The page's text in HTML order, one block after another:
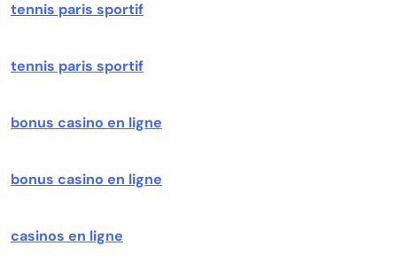
tennis paris sportif
tennis paris sportif
bonus casino en ligne
bonus casino en ligne
casinos en ligne